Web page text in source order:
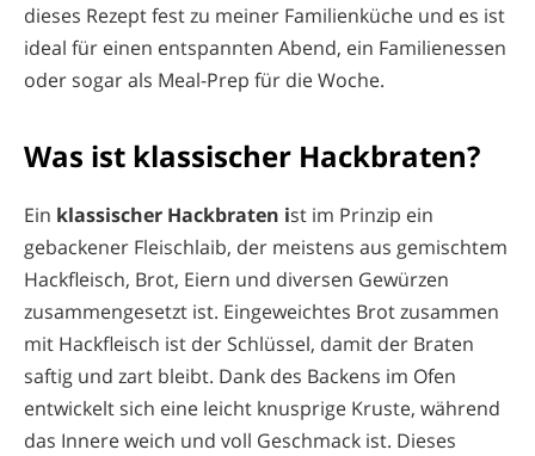
dieses Rezept fest zu meiner Familienküche und es ist
ideal für einen entspannten Abend, ein Familienessen
oder sogar als Meal-Prep für die Woche.
Was ist klassischer Hackbraten?
Ein klassischer Hackbraten ist im Prinzip ein
gebackener Fleischlaib, der meistens aus gemischtem
Hackfleisch, Brot, Eiern und diversen Gewürzen
zusammengesetzt ist. Eingeweichtes Brot zusammen
mit Hackfleisch ist der Schlüssel, damit der Braten
saftig und zart bleibt. Dank des Backens im Ofen
entwickelt sich eine leicht knusprige Kruste, während
das Innere weich und voll Geschmack ist. Dieses